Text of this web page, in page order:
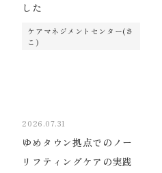
した
ケアマネジメントセンター(さ
こ)
2026.07.31
ゆめタウン拠点でのノー
リフティングケアの実践